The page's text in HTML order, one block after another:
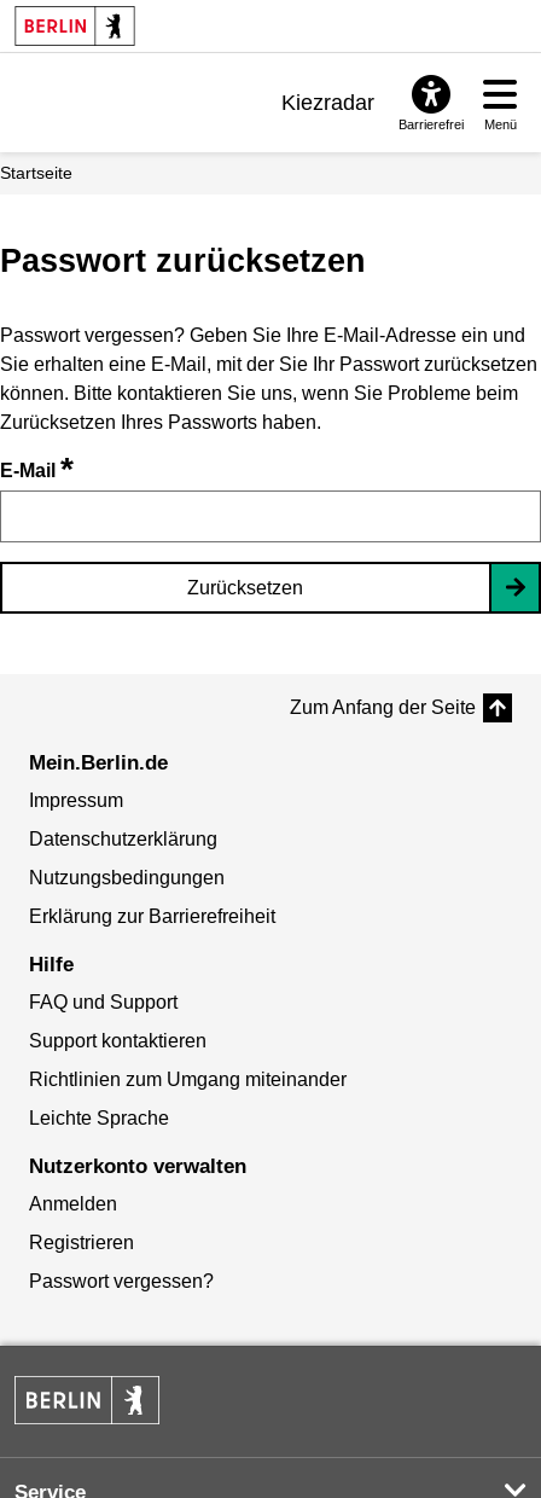
Kiezradar
Barrierefrei Menü
Startseite
Passwort zurücksetzen
Passwort vergessen? Geben Sie Ihre E-Mail-Adresse ein und
Sie erhalten eine E-Mail, mit der Sie Ihr Passwort zurücksetzen
können. Bitte kontaktieren Sie uns, wenn Sie Probleme beim
Zurücksetzen Ihres Passworts haben.
E-Mail *
Zurücksetzen
Zum Anfang der Seite
Mein.Berlin.de
Impressum
Datenschutzerklärung
Nutzungsbedingungen
Erklärung zur Barrierefreiheit
Hilfe
FAQ und Support
Support kontaktieren
Richtlinien zum Umgang miteinander
Leichte Sprache
Nutzerkonto verwalten
Anmelden
Registrieren
Passwort vergessen?
Service